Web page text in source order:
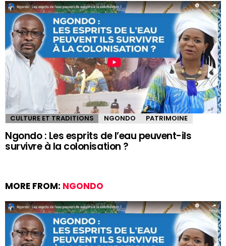
CULTURE ET TRADITIONS NGONDO PATRIMOINE
Ngondo : Les esprits de l’eau peuvent-ils
survivre à la colonisation ?
MORE FROM: NGONDO